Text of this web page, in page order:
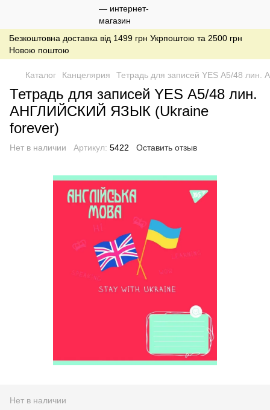
Безкоштовна доставка від 1499 грн Укрпоштою та 2500 грн
Новою поштою
Каталог Канцелярия Тетрадь для записей YES А5/48
Тетрадь для записей YES А5/48 лин.
АНГЛИЙСКИЙ ЯЗЫК (Ukraine
forever)
Нет в наличии Артикул: 5422 Оставить отзыв
Нет в наличии